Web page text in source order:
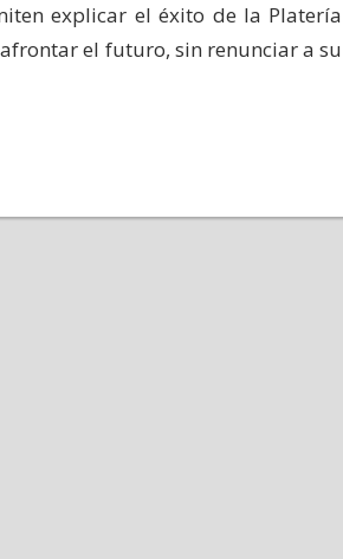
explicar el éxito de la Platería
el futuro, sin renunciar a su